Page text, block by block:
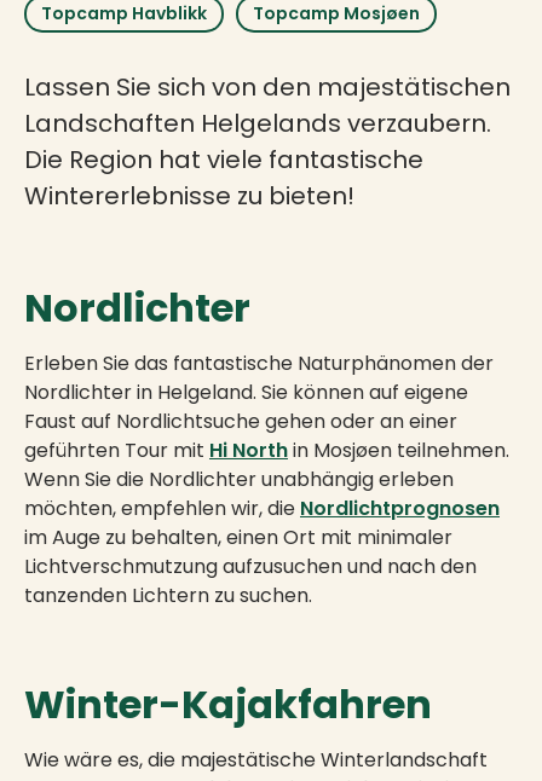
Topcamp Havblikk Topcamp Mosjøen
Lassen Sie sich von den majestätischen
Landschaften Helgelands verzaubern.
Die Region hat viele fantastische
Wintererlebnisse zu bieten!
Nordlichter
Erleben Sie das fantastische Naturphänomen der
Nordlichter in Helgeland. Sie können auf eigene
Faust auf Nordlichtsuche gehen oder an einer
geführten Tour mit Hi Northin Mosjøen teilnehmen.
Wenn Sie die Nordlichter unabhängig erleben
möchten, empfehlen wir, die Nordlichtprognosen
im Auge zu behalten, einen Ort mit minimaler
Lichtverschmutzung aufzusuchen und nach den
tanzenden Lichtern zu suchen.
Winter-Kajakfahren
Wie wäre es, die majestätische Winterlandschaft